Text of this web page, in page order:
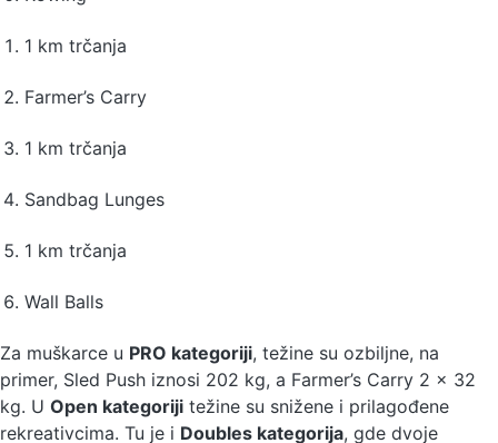
1 km trčanja
Farmer’s Carry
1 km trčanja
Sandbag Lunges
1 km trčanja
Wall Balls
Za muškarce u PRO kategoriji, težine su ozbiljne, na
primer, Sled Push iznosi 202 kg, a Farmer’s Carry 2 x 32
kg. U Open kategoriji težine su snižene i prilagođene
rekreativcima. Tu je i Doubles kategorija, gde dvoje